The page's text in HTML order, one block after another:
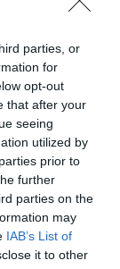
parties, or
for
opt-out
that after your
seeing
utilized by
prior to
further
parties on the
may
IAB’s List of
it to other
και ο
το σχέδιο των